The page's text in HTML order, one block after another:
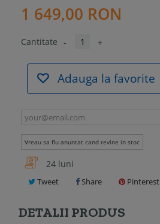
1 649,00 RON
Cantitate - +
Adauga la favorite
Vreau sa fiu anuntat cand revine in stoc
24 luni
Tweet Share Pinterest
DETALII PRODUS